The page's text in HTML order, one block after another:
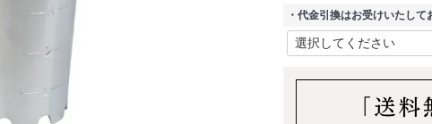
・代金引換はお受けいたして